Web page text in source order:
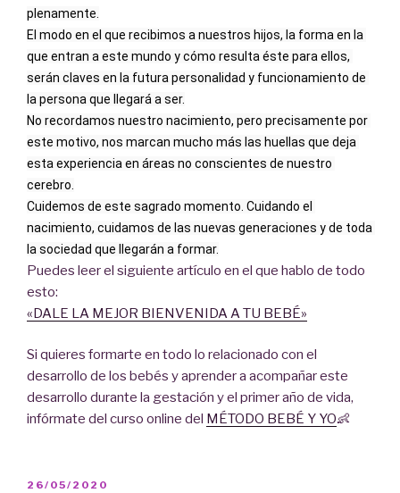
plenamente.
El modo en el que recibimos a nuestros hijos, la forma en la
que entran a este mundo y cómo resulta éste para ellos,
serán claves en la futura personalidad y funcionamiento de
la persona que llegará a ser.
No recordamos nuestro nacimiento, pero precisamente por
este motivo, nos marcan mucho más las huellas que deja
esta experiencia en áreas no conscientes de nuestro
cerebro.
Cuidemos de este sagrado momento. Cuidando el
nacimiento, cuidamos de las nuevas generaciones y de toda
la sociedad que llegarán a formar.
Puedes leer el siguiente artículo en el que hablo de todo
esto:
«DALE LA MEJOR BIENVENIDA A TU BEBÉ»
Si quieres formarte en todo lo relacionado con el
desarrollo de los bebés y aprender a acompañar este
desarrollo durante la gestación y el primer año de vida,
infórmate del curso online del MÉTODO BEBÉ Y YO👶
PUBLICADO
26/05/2020